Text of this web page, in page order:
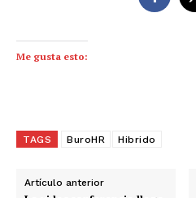
Me gusta esto:
TAGS BuroHR Hibrido
Artículo anterior